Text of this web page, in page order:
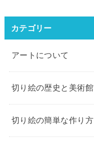
カテゴリー
アートについて
切り絵の歴史と美術館
切り絵の簡単な作り方